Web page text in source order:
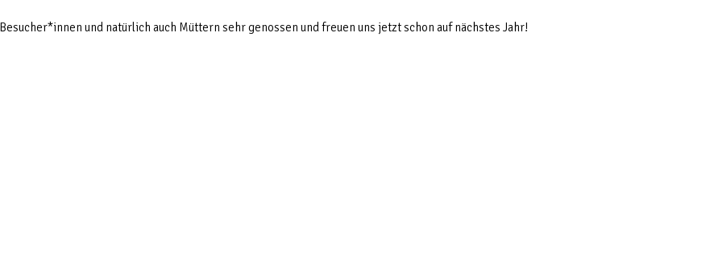
und natürlich auch Müttern sehr genossen und freuen uns jetzt schon auf nächstes Jahr!